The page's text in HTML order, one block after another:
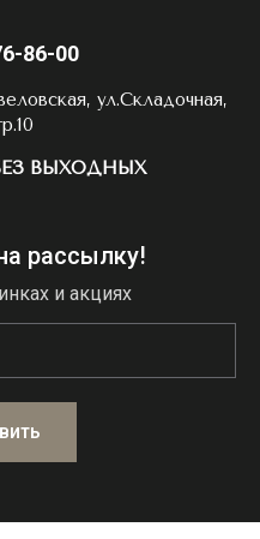
86-00
ул.Складочная,
БЕЗ ВЫХОДНЫХ
рассылку!
и акциях